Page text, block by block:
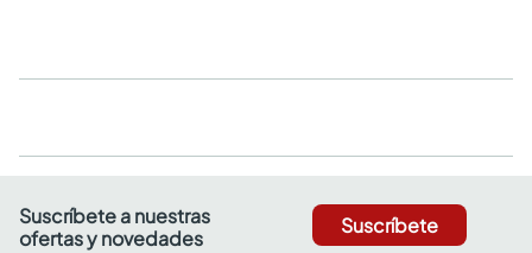
Suscríbete a nuestras
ofertas y novedades
Suscríbete